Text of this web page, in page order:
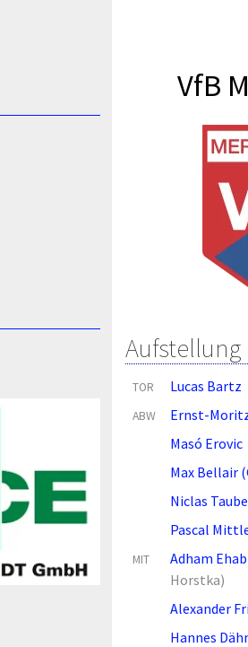
VfB
Aufstellung
TOR Lucas Bartz
ABW
Ernst-
Masó Erovic
Max Bellair
Niclas
Pascal
MIT Adham
Horstka)
Alexander
Hannes